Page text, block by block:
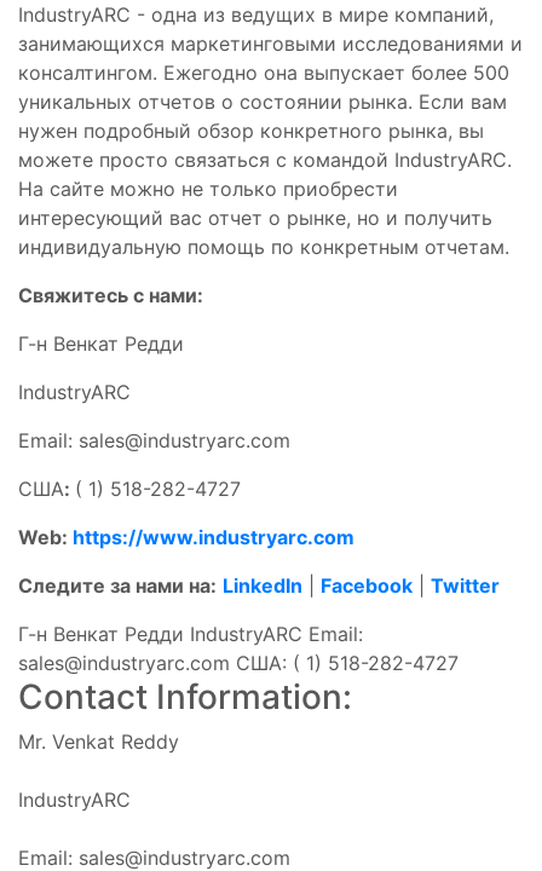
IndustryARC - одна из ведущих в мире компаний,
занимающихся маркетинговыми исследованиями и
консалтингом. Ежегодно она выпускает более 500
уникальных отчетов о состоянии рынка. Если вам
нужен подробный обзор конкретного рынка, вы
можете просто связаться с командой IndustryARC.
На сайте можно не только приобрести
интересующий вас отчет о рынке, но и получить
индивидуальную помощь по конкретным отчетам.
Свяжитесь с нами:
Г-н Венкат Редди
IndustryARC
Email: sales@industryarc.com
США: ( 1) 518-282-4727
Web: https://www.industryarc.com
Следите за нами на: LinkedIn Facebook
Twitter
Г-н Венкат Редди IndustryARC Email:
sales@industryarc.com США: ( 1) 518-282-4727
Contact Information:
Mr. Venkat Reddy
IndustryARC
Email: sales@industryarc.com